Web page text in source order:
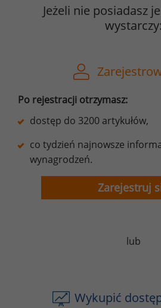
Jeżeli nie posiadasz
wystarczy:
Po rejestracji otrzymasz:
dostęp do 3200 artykułów,
co tydzień najnowsze
wynagrodzeń.
Zarejestruj
lub
Wykupić